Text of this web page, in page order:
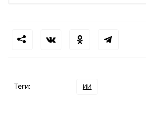
Теги: ИИ